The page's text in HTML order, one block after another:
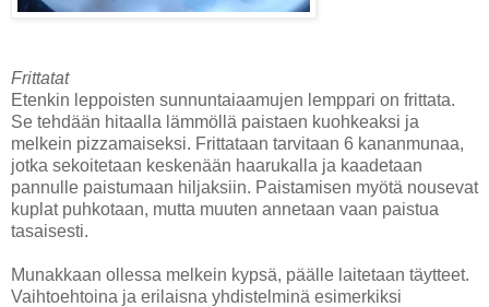
Frittatat
Etenkin leppoisten sunnuntaiaamujen lemppari on frittata.
Se tehdään hitaalla lämmöllä paistaen kuohkeaksi ja
melkein pizzamaiseksi. Frittataan tarvitaan 6 kananmunaa,
jotka sekoitetaan keskenään haarukalla ja kaadetaan
pannulle paistumaan hiljaksiin. Paistamisen myötä nousevat
kuplat puhkotaan, mutta muuten annetaan vaan paistua
tasaisesti.
Munakkaan ollessa melkein kypsä, päälle laitetaan täytteet.
Vaihtoehtoina ja erilaisna yhdistelminä esimerkiksi